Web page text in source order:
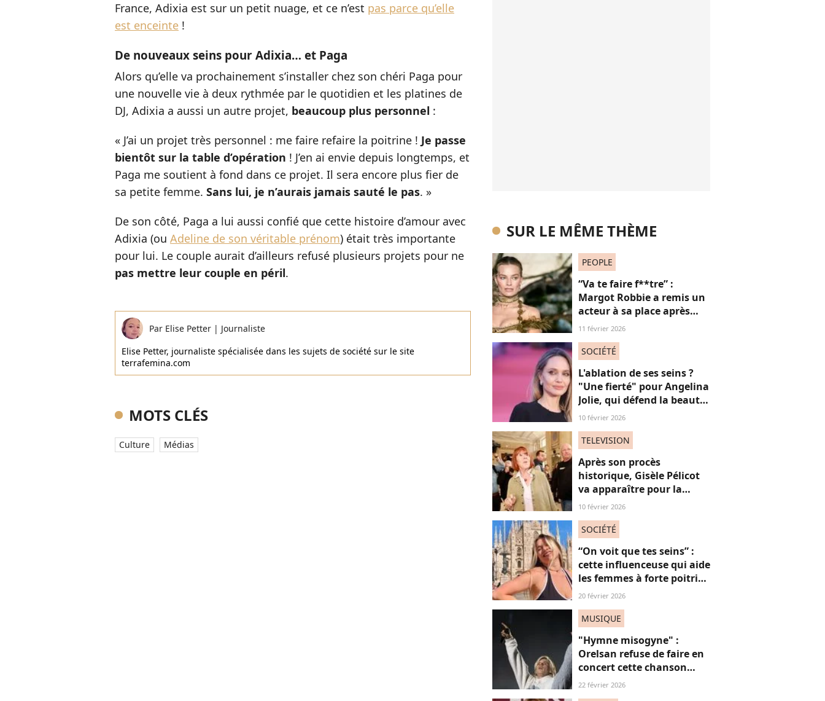
France, Adixia est sur un petit nuage, et ce n’est pas parce qu’elle
est enceinte !
De nouveaux seins pour Adixia… et Paga
Alors qu’elle va prochainement s’installer chez son chéri Paga pour
une nouvelle vie à deux rythmée par le quotidien et les platines de
DJ, Adixia a aussi un autre projet, beaucoup plus personnel :
« J’ai un projet très personnel : me faire refaire la poitrine ! Je passe
bientôt sur la table d’opération ! J’en ai envie depuis longtemps, et
Paga me soutient à fond dans ce projet. Il sera encore plus fier de
sa petite femme. Sans lui, je n’aurais jamais sauté le pas. »
De son côté, Paga a lui aussi confié que cette histoire d’amour avec
Adixia (ou Adeline de son véritable prénom) était très importante
pour lui. Le couple aurait d’ailleurs refusé plusieurs projets pour ne
pas mettre leur couple en péril.
Par Elise Petter | Journaliste
Elise Petter, journaliste spécialisée dans les sujets de société sur le site
terrafemina.com
MOTS CLÉS
Culture Médias
SUR LE MÊME THÈME
PEOPLE
“Va te faire f**tre” :
Margot Robbie a remis un
acteur à sa place après
qu’il lui a conseillé de
11 février 2026
SOCIÉTÉ
L'ablation de ses seins ?
"Une fierté" pour Angelina
Jolie, qui défend la beauté
de ses "cicatrices"
10 février 2026
TELEVISION
Après son procès
historique, Gisèle Pélicot
va apparaître pour la
première fois à la
10 février 2026
SOCIÉTÉ
“On voit que tes seins” :
cette influenceuse qui aide
les femmes à forte poitrine
rétorque aux réflexions
jubilatoire
20 février 2026
MUSIQUE
"Hymne misogyne" :
Orelsan refuse de faire en
concert cette chanson
très, très controversée
22 février 2026